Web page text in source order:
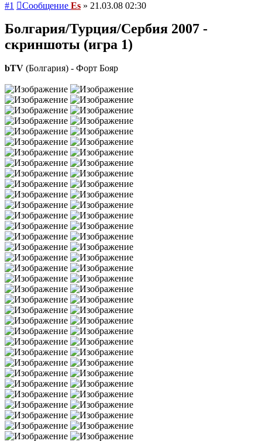
#1 Сообщение Es » 21.03.08 02:30
Болгария/Турция/Сербия 2007 -
скриншоты (игра 1)
bTV (Болгария) - Форт Бояр